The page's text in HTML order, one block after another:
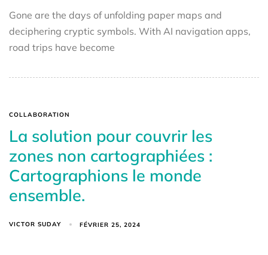
Gone are the days of unfolding paper maps and
deciphering cryptic symbols. With AI navigation apps,
road trips have become
COLLABORATION
La solution pour couvrir les
zones non cartographiées :
Cartographions le monde
ensemble.
VICTOR SUDAY FÉVRIER 25, 2024